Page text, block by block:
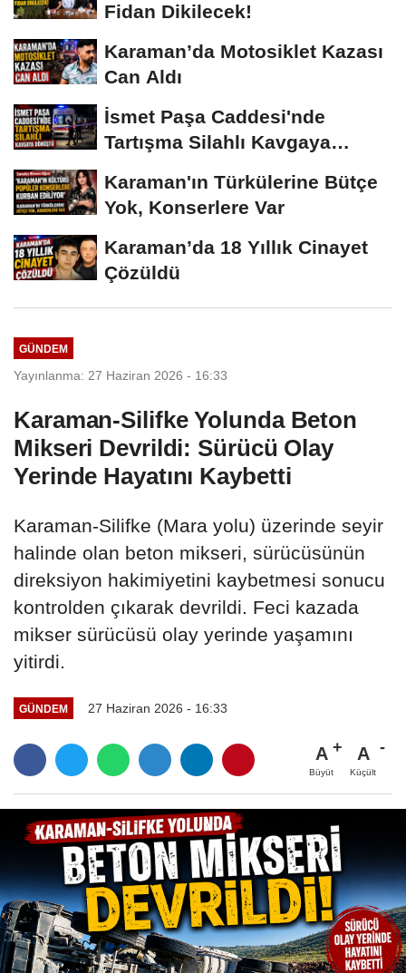
Fidan Dikilecek!
Karaman’da Motosiklet Kazası
Can Aldı
İsmet Paşa Caddesi'nde
Tartışma Silahlı Kavgaya
Karaman'ın Türkülerine Bütçe
Yok, Konserlere Var
Karaman’da 18 Yıllık Cinayet
Çözüldü
GÜNDEM
Yayınlanma: 27 Haziran 2026 - 16:33
Karaman-Silifke Yolunda Beton
Mikseri Devrildi: Sürücü Olay
Yerinde Hayatını Kaybetti
Karaman-Silifke (Mara yolu) üzerinde seyir
halinde olan beton mikseri, sürücüsünün
direksiyon hakimiyetini kaybetmesi sonucu
kontrolden çıkarak devrildi. Feci kazada
mikser sürücüsü olay yerinde yaşamını
yitirdi.
GÜNDEM 27 Haziran 2026 - 16:33
A
Büyüt
A
Küçült